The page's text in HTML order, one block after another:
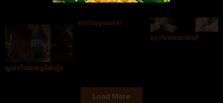
សាប់ដៃស្រួលណាស់
សាប់ដៃអេមណាស់ពៅ
ស្អាតហើយលេងក្ដជ័រធំទៀត
Load More